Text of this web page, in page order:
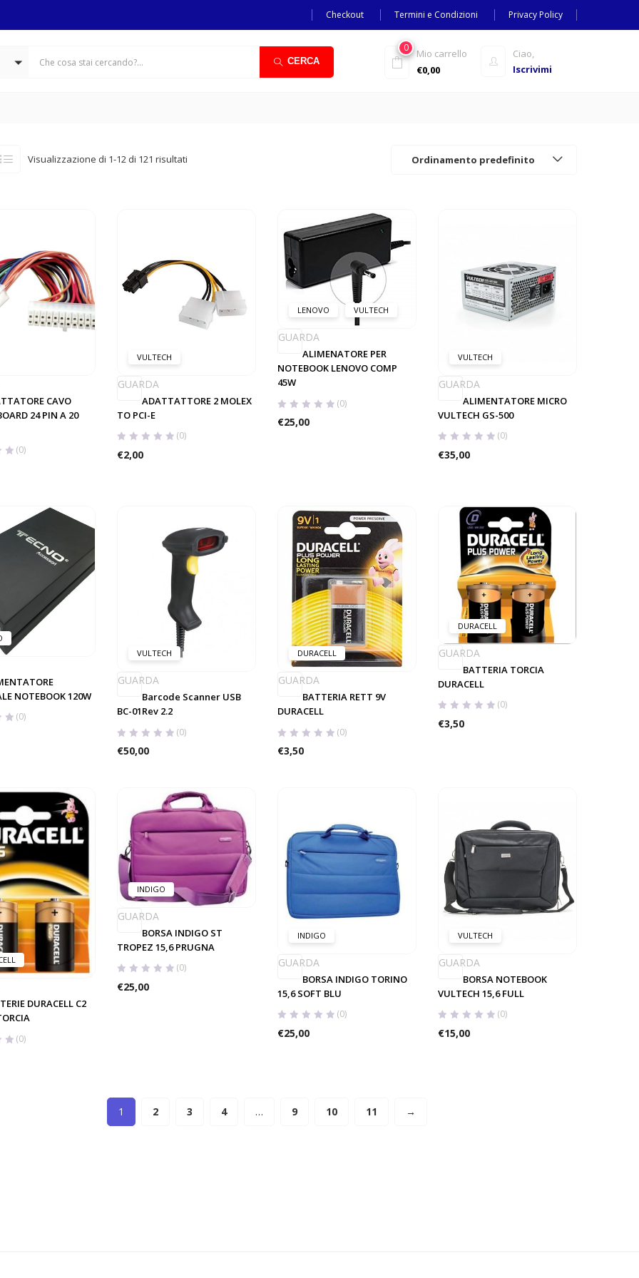
Checkout Termini e Condizioni Privacy Policy
CERCA
Ciao,
Iscrivimi
0
Mio carrello
€0,00
Visualizzazione di 1-12 di 121 risultati Ordinamento predefinito
CAVO
24 PIN A 20
(0)
VULTECH
GUARDA
ADATTATTORE 2 MOLEX
TO PCI-E
(0)
€2,00
LENOVO VULTECH
GUARDA
ALIMENATORE PER
NOTEBOOK LENOVO COMP
45W
(0)
€25,00
VULTECH
GUARDA
ALIMENTATORE MICRO
VULTECH GS-500
(0)
€35,00
NOTEBOOK 120W
(0)
VULTECH
GUARDA
Barcode Scanner USB
BC-01Rev 2.2
(0)
€50,00
DURACELL
GUARDA
BATTERIA RETT 9V
DURACELL
(0)
€3,50
DURACELL
GUARDA
BATTERIA TORCIA
DURACELL
(0)
€3,50
DURACELL C2
(0)
INDIGO
GUARDA
BORSA INDIGO ST
TROPEZ 15,6 PRUGNA
(0)
€25,00
INDIGO
GUARDA
BORSA INDIGO TORINO
15,6 SOFT BLU
(0)
€25,00
VULTECH
GUARDA
BORSA NOTEBOOK
VULTECH 15,6 FULL
(0)
€15,00
1 2 3 4 … 9 10 11 →